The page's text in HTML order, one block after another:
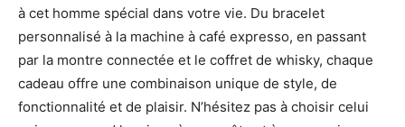
à cet homme spécial dans votre vie. Du bracelet
personnalisé à la machine à café expresso, en passant
par la montre connectée et le coffret de whisky, chaque
cadeau offre une combinaison unique de style, de
fonctionnalité et de plaisir. N’hésitez pas à choisir celui